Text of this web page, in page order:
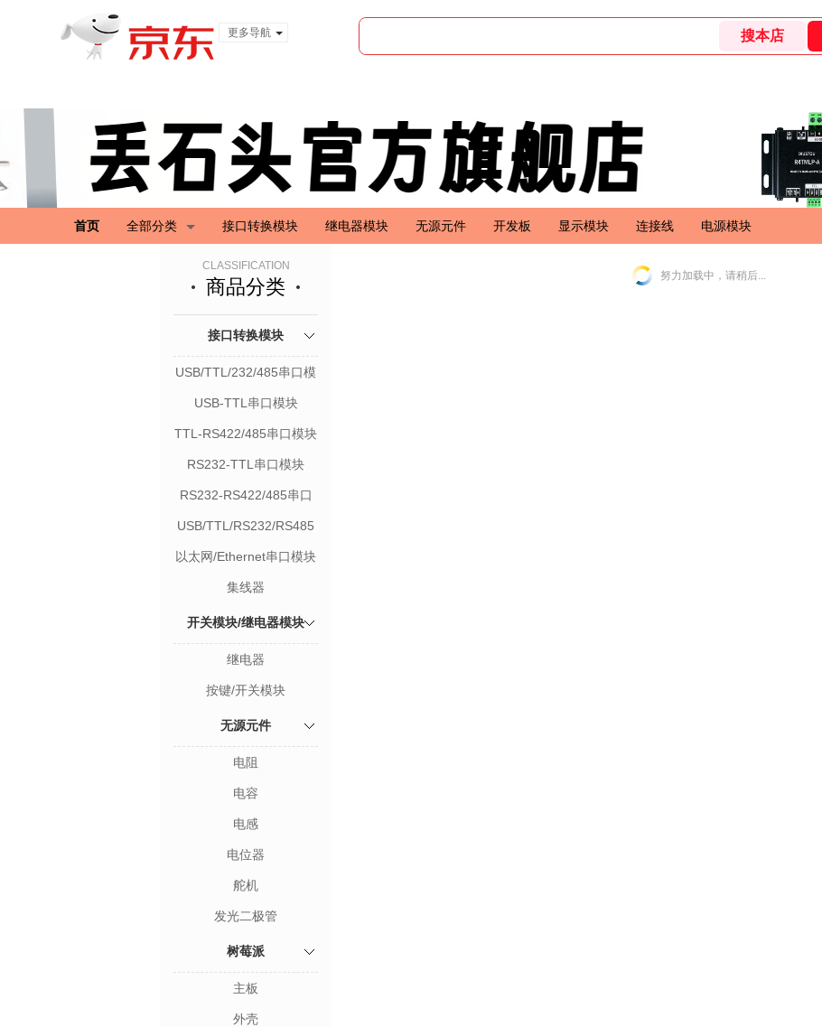
更多导航
首页 全部分类 接口转换模块 继电器模块 无源元件 开发板 显示模块 连接线 电源模块
CLASSIFICATION
商品分类
接口转换模块
USB/TTL/232/485串口模
USB-TTL串口模块
TTL-RS422/485串口模块
RS232-TTL串口模块
RS232-RS422/485串口
USB/TTL/RS232/RS485
串口记录仪
以太网/Ethernet串口模块
集线器
开关模块/继电器模块
继电器
按键/开关模块
无源元件
电阻
电容
电感
电位器
舵机
发光二极管
树莓派
主板
外壳
努力加载中，请稍后...